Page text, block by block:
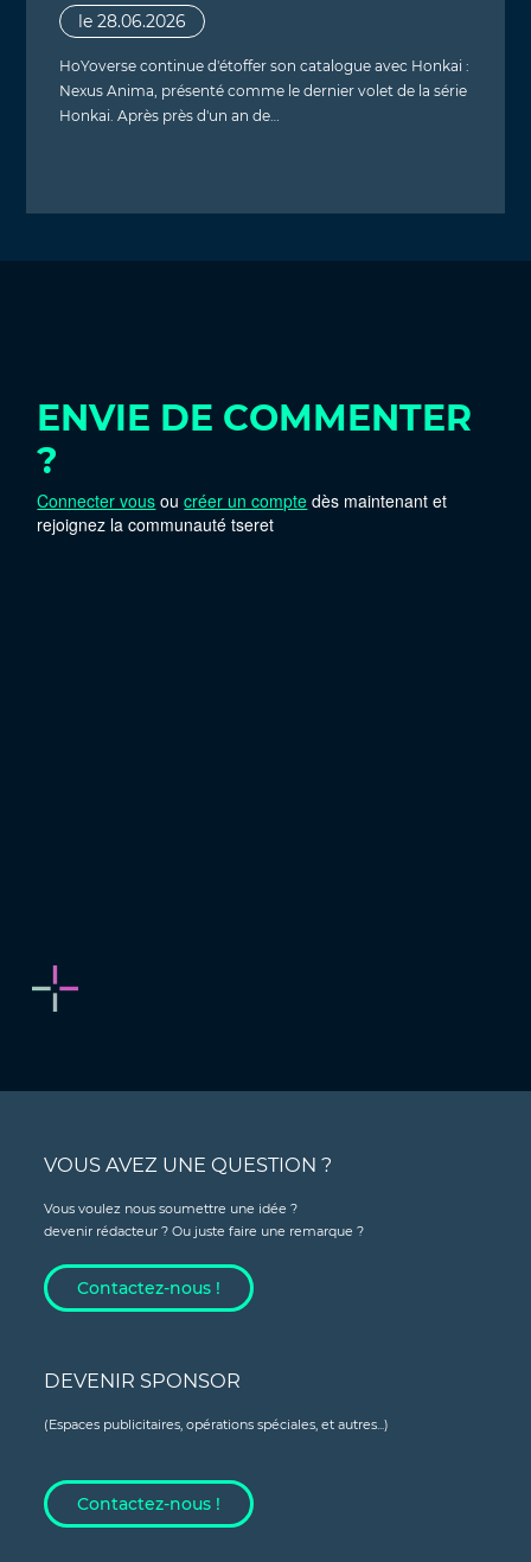
le 28.06.2026
HoYoverse continue d'étoffer son catalogue avec Honkai :
Nexus Anima, présenté comme le dernier volet de la série
Honkai. Après près d'un an de…
ENVIE DE COMMENTER
?
Connecter vous oucréer un compte dès maintenant et
rejoignez la communauté tseret
VOUS AVEZ UNE QUESTION ?
Vous voulez nous soumettre une idée ?
devenir rédacteur ? Ou juste faire une remarque ?
Contactez-nous !
DEVENIR SPONSOR
(Espaces publicitaires, opérations spéciales, et autres...)
Contactez-nous !